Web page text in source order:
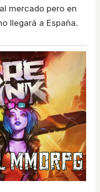
mercado pero en
llegará a España.